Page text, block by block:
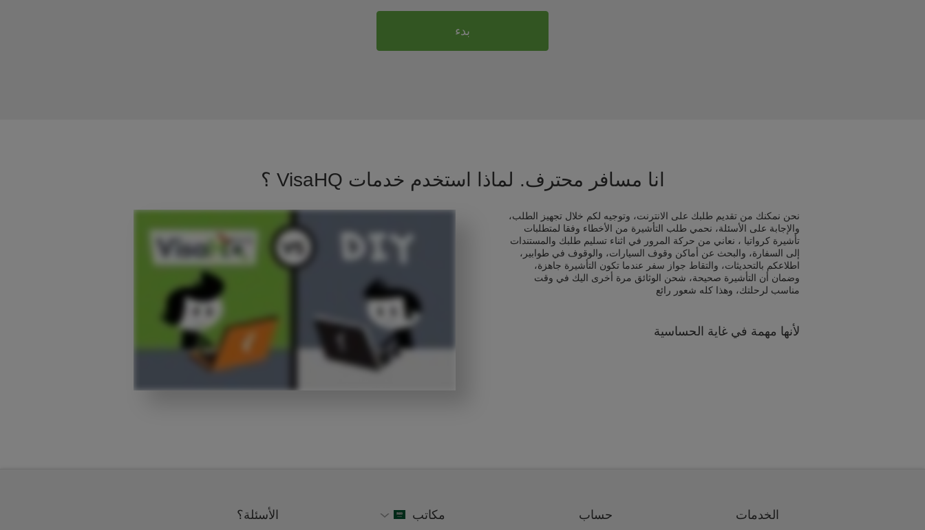
بدء
انا مسافر محترف. لماذا استخدم خدمات VisaHQ ؟
نحن نمكنك من تقديم طلبك على الانترنت، وتوجيه لكم خلال تجهيز الطلب،
والإجابة على الأسئلة، نحمي طلب التأشيرة من الأخطاء وفقا لمتطلبات
تأشيرة كرواتيا ، نعاني من حركة المرور في اثناء تسليم طلبك والمستندات
إلى السفارة، والبحث عن أماكن وقوف السيارات، والوقوف في طوابير،
اطلاعكم بالتحديثات، والتقاط جواز سفر عندما تكون التأشيرة جاهزة،
وضمان أن التأشيرة صحيحة، شحن الوثائق مرة أخرى اليك في وقت
مناسب لرحلتك، وهذا كله شعور رائع
لأنها مهمة في غاية الحساسية
الخدمات حساب مكاتب الأسئلة؟